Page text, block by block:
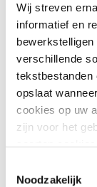
Wij streven
informatief en
verschillende
tekstbestanden
opslaat
cookies op uw
zijn voor het
Noodzakelijk
Voorheen
slechte
omgeving een
hoogte van de
tweede
het principe
hiervan komt